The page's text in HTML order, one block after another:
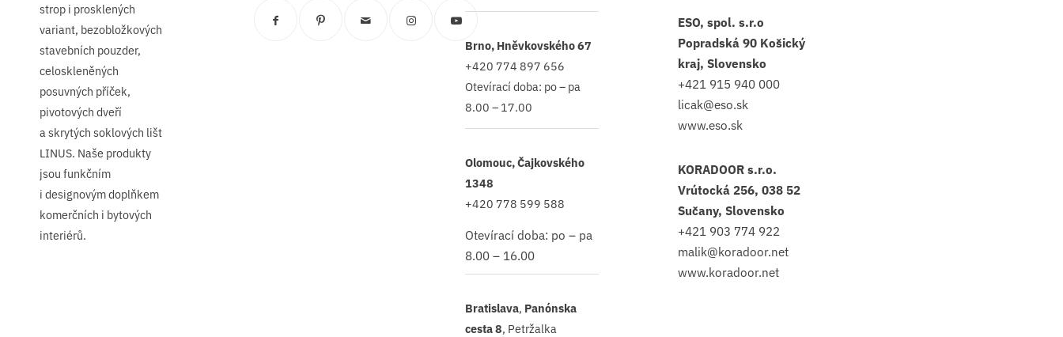
strop i prosklených
variant, bezobložkových
stavebních pouzder,
celoskleněných
posuvných příček,
pivotových dveří
a skrytých soklových lišt
LINUS. Naše produkty
jsou funkčním
i designovým doplňkem
komerčních i bytových
interiérů.
Brno, Hněvkovského 67
+420 774 897 656
Otevírací doba: po – pa
8.00 – 17.00
Olomouc, Čajkovského
1348
+420 778 599 588
Otevírací doba: po – pa
8.00 – 16.00
Bratislava, Panónska
cesta 8, Petržalka
ESO, spol. s.r.o
Popradská 90 Košický
kraj, Slovensko
+421 915 940 000
licak@eso.sk
www.eso.sk
KORADOOR s.r.o.
Vrútocká 256, 038 52
Sučany, Slovensko
+421 903 774 922
malik@koradoor.net
www.koradoor.net